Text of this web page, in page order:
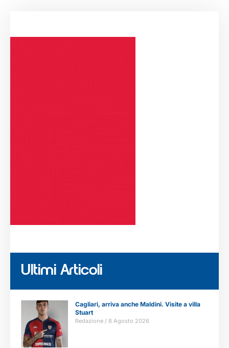
Ultimi Articoli
Cagliari, arriva anche Maldini. Visite a villa
Stuart
Redazione 8 Agosto 2026